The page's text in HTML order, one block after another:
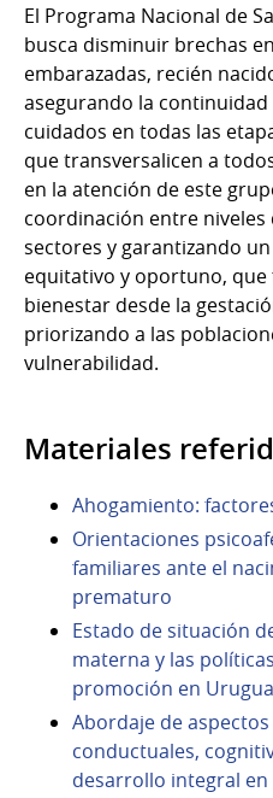
El Programa Nacional de
busca disminuir brechas
embarazadas, recién
asegurando la continuidad
cuidados en todas las
que transversalicen a
en la atención de este
coordinación entre niveles
sectores y garantizando
equitativo y oportuno, que
bienestar desde la
priorizando a las
vulnerabilidad.
Materiales
Ahogamiento:
Orientaciones
familiares ante el
prematuro
Estado de situación
materna y las
promoción en
Abordaje de
conductuales,
desarrollo integral en